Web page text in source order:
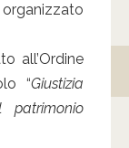
all’Ordine
“Giustizia